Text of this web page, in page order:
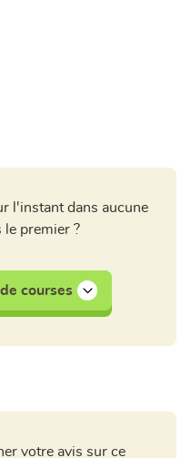
l'instant dans aucune
le premier ?
courses
votre avis sur ce